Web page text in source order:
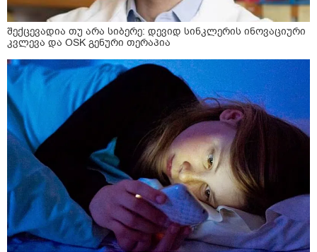
შექცევადია თუ არა სიბერე: დევიდ სინკლერის ინოვაციური
კვლევა და OSK გენური თერაპია